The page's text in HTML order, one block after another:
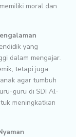
moral dan
yang
dalam mengajar.
tetapi juga
agar tumbuh
guru di SDI Al-
meningkatkan